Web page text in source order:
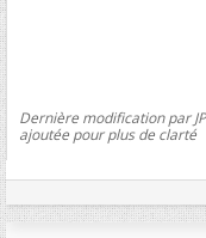
Dernière modification par
ajoutée pour plus de clarté